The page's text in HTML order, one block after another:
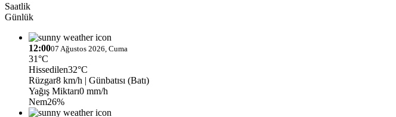
Saatlik
Günlük
12:0007 Ağustos 2026, Cuma
31°C
Hissedilen32°C
Rüzgar8 km/h | Günbatısı (Batı)
Yağış Miktarı0 mm/h
Nem26%